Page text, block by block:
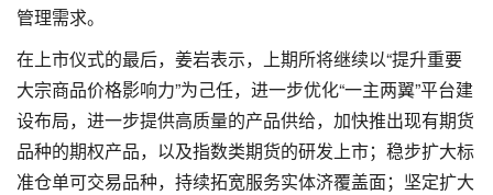
管理需求。
在上市仪式的最后，姜岩表示，上期所将继续以“提升重要
大宗商品价格影响力”为己任，进一步优化“一主两翼”平台建
设布局，进一步提供高质量的产品供给，加快推出现有期货
品种的期权产品，以及指数类期货的研发上市；稳步扩大标
准仓单可交易品种，持续拓宽服务实体济覆盖面；坚定扩大